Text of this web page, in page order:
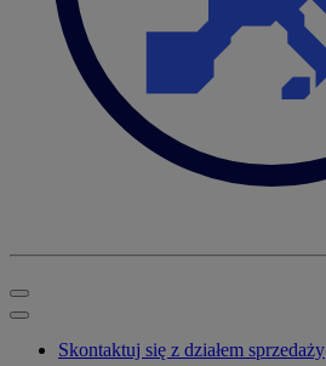
Skontaktuj się z działem sprzedaży